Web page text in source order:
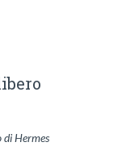
di Hermes